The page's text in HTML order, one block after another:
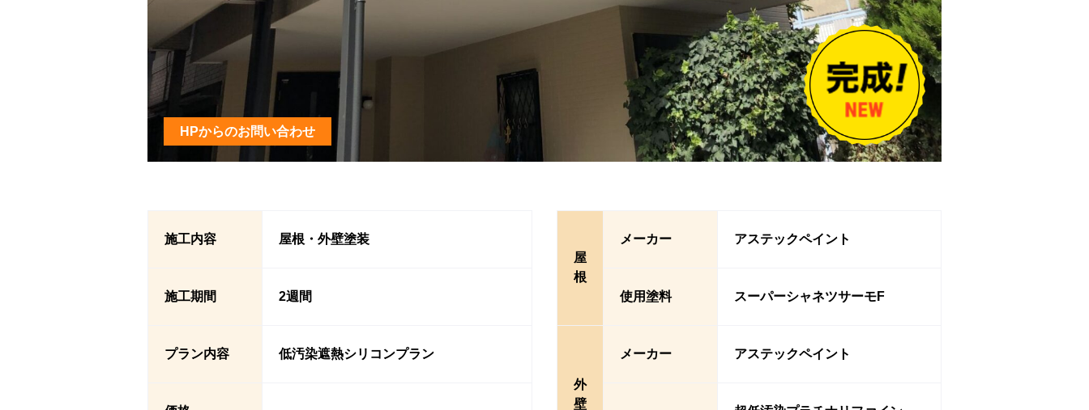
HPからのお問い合わせ
施工内容 屋根・外壁塗装
施工期間 2週間
プラン内容 低汚染遮熱シリコンプラン
屋
根
メーカー アステックペイント
使用塗料 スーパーシャネツサーモF
外
壁
メーカー アステックペイント